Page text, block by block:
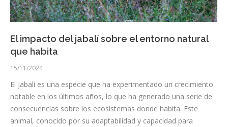
El impacto del jabalí sobre el entorno natural
que habita
15/11/2024
El jabalí es una especie que ha experimentado un crecimiento
notable en los últimos años, lo que ha generado una serie de
consecuencias sobre los ecosistemas donde habita. Este
animal, conocido por su adaptabilidad y capacidad para